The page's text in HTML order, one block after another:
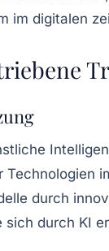
Technologien
durch
sich durch KI